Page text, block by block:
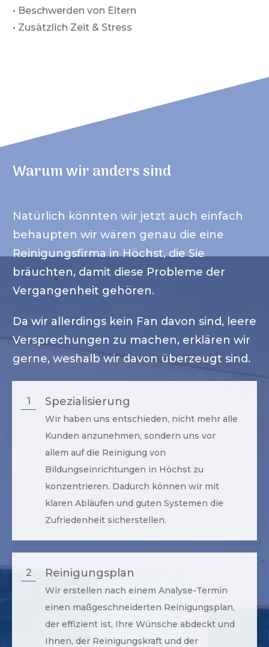
• Beschwerden von Eltern
• Zusätzlich Zeit & Stress
Warum wir anders sind
Natürlich könnten wir jetzt auch einfach
behaupten wir wären genau die eine
Reinigungsfirma inHöchst, die Sie
bräuchten, damit diese Probleme der
Vergangenheit gehören.
Da wir allerdings kein Fan davon sind, leere
Versprechungen zu machen, erklären wir
gerne, weshalb wir davon überzeugt sind.
1 Spezialisierung
Wir haben uns entschieden, nicht mehr alle
Kunden anzunehmen, sondern uns vor
allem auf die Reinigung von
Bildungseinrichtungen in Höchst zu
konzentrieren. Dadurch können wir mit
klaren Abläufen und guten Systemen die
Zufriedenheit sicherstellen.
2 Reinigungsplan
Wir erstellen nach einem Analyse-Termin
einen maßgeschneiderten Reinigungsplan,
der effizient ist, Ihre Wünsche abdeckt und
Ihnen, der Reinigungskraft und der